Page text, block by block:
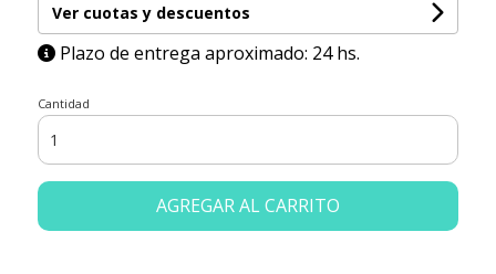
Ver cuotas y descuentos
Plazo de entrega aproximado: 24 hs.
Cantidad
AGREGAR AL CARRITO